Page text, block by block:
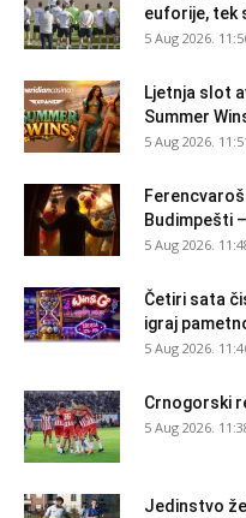
euforije, tek
5 Aug 2026.
Ljetnja slot
Summer
5 Aug 2026.
Ferencvaroš
Budimpešti
5 Aug 2026.
Četiri sata
igraj
5 Aug 2026.
Crnogorski
5 Aug 2026.
Jedinstvo